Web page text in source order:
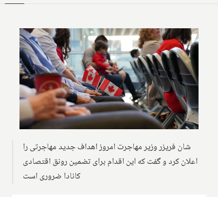
شان فریزر وزیر مهاجرت امروز اهداف جدید مهاجرتی را
اعلان کرد و گفت که این اقدام برای تضمین رونق اقتصادی
کانادا ضروری است